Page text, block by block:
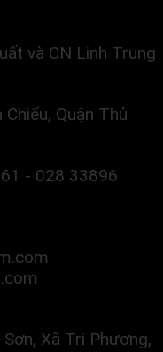
và CN Linh Trung
Quận Thủ
- 028 33896
Xã Tri Phương,